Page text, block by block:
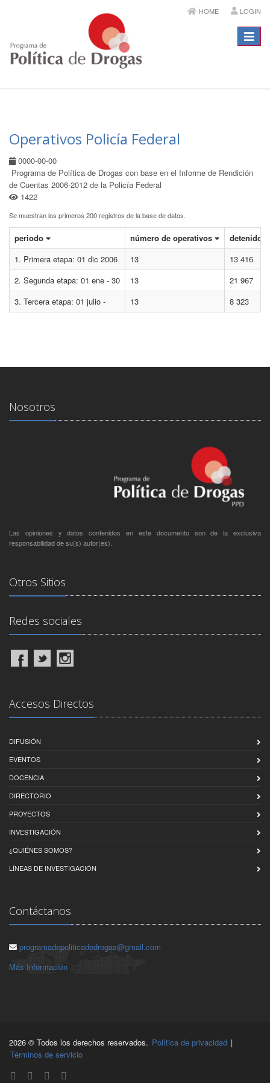
HOME LOGIN
Menú
Operativos Policía Federal
0000-00-00
Programa de Política de Drogas con base en el Informe de Rendición
de Cuentas 2006-2012 de la Policía Federal
1422
Se muestran los primeros 200 registros de la base de datos.
periodo número de operativos
detenidos
1. Primera etapa: 01 dic 2006
13
13 416
2. Segunda etapa: 01 ene - 30
13
21 967
3. Tercera etapa: 01 julio -
13 8 323
Nosotros
Las opiniones y datos contenidos en este documento son de la exclusiva
responsabilidad de su(s) autor(es).
Otros Sitios
Redes sociales
Accesos Directos
DIFUSIÓN
EVENTOS
DOCENCIA
DIRECTORIO
PROYECTOS
INVESTIGACIÓN
¿QUIÉNES SOMOS?
LÍNEAS DE INVESTIGACIÓN
Contáctanos
programadepoliticadedrogas@gmail.com
Más Información
2026 © Todos los derechos reservados. Política de privacidad |
Términos de servicio